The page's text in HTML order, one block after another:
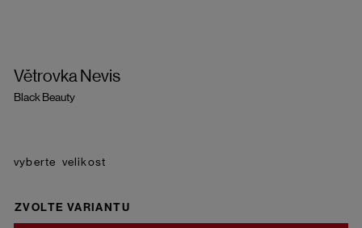
Větrovka Nevis
Black Beauty
velikost
ZVOLTE VARIANTU